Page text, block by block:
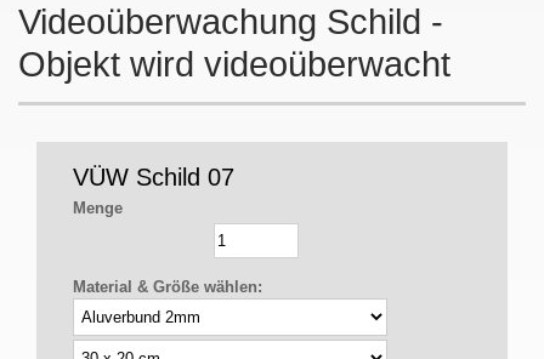
Videoüberwachung Schild -
Objekt wird videoüberwacht
VÜW Schild 07
Menge
Material & Größe wählen: